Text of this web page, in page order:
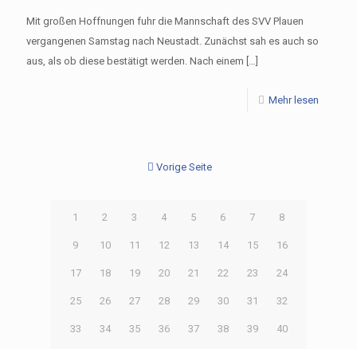
Mit großen Hoffnungen fuhr die Mannschaft des SVV Plauen
vergangenen Samstag nach Neustadt. Zunächst sah es auch so
aus, als ob diese bestätigt werden. Nach einem […]
Mehr lesen
Vorige Seite
1 2 3 4 5 6 7 8
9 10 11 12 13 14 15 16
17 18 19 20 21 22 23 24
25 26 27 28 29 30 31 32
33 34 35 36 37 38 39 40